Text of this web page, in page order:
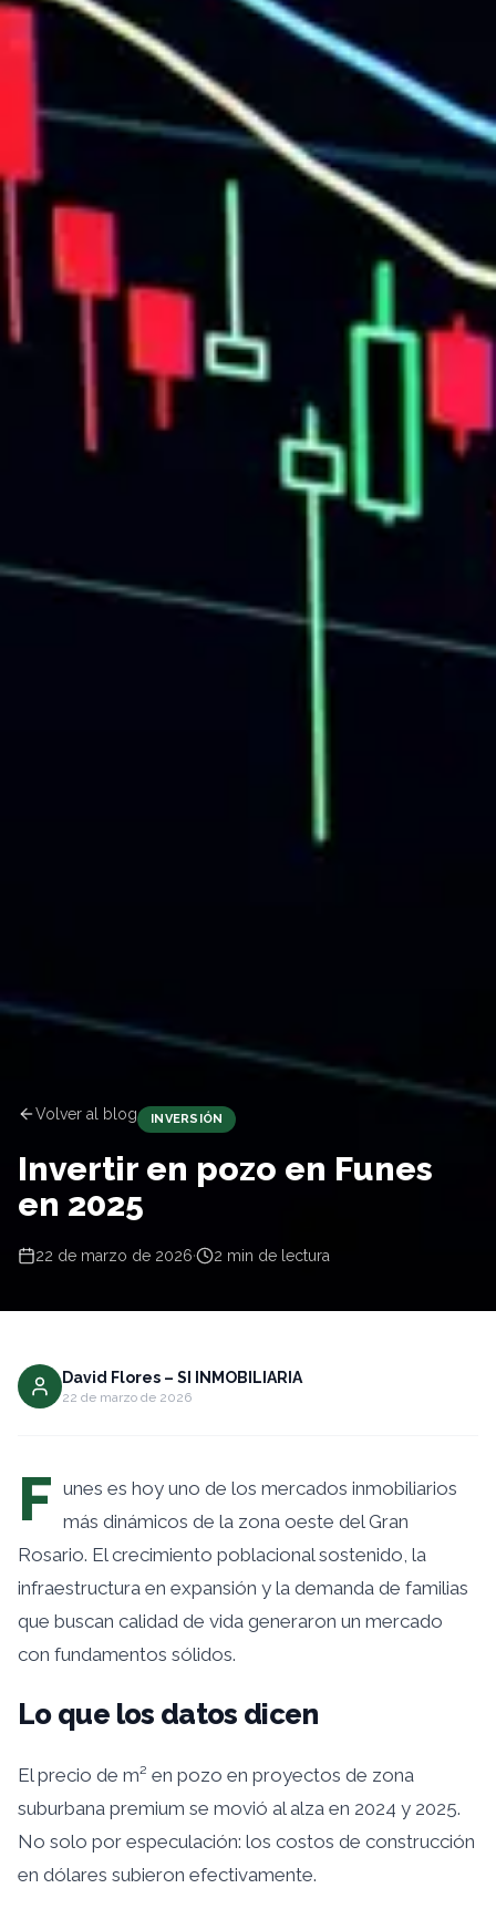
Volver al blog INVERSIÓN
Invertir en pozo en Funes
en 2025
22 de marzo de 2026· 2 min de lectura
David Flores – SI INMOBILIARIA
22 de marzo de 2026
F unes es hoy uno de los mercados inmobiliarios
más dinámicos de la zona oeste del Gran
Rosario. El crecimiento poblacional sostenido, la
infraestructura en expansión y la demanda de familias
que buscan calidad de vida generaron un mercado
con fundamentos sólidos.
Lo que los datos dicen
El precio de m² en pozo en proyectos de zona
suburbana premium se movió al alza en 2024 y 2025.
No solo por especulación: los costos de construcción
en dólares subieron efectivamente.